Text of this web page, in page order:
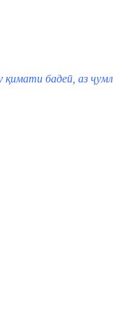
қимати бадеӣ, аз